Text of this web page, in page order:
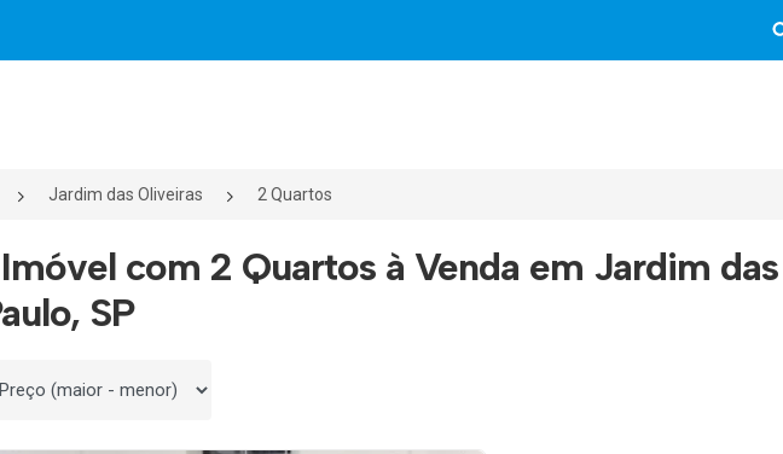
Jardim das Oliveiras 2 Quartos
Imóvel com 2 Quartos à Venda em Jardim
SP
por